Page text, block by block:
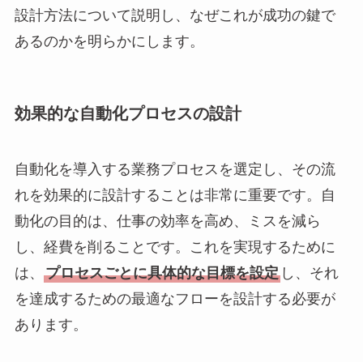
設計方法について説明し、なぜこれが成功の鍵で
あるのかを明らかにします。
効果的な自動化プロセスの設計
自動化を導入する業務プロセスを選定し、その流
れを効果的に設計することは非常に重要です。自
動化の目的は、仕事の効率を高め、ミスを減ら
し、経費を削ることです。これを実現するために
は、 プロセスごとに具体的な目標を設定し、それ
を達成するための最適なフローを設計する必要が
あります。